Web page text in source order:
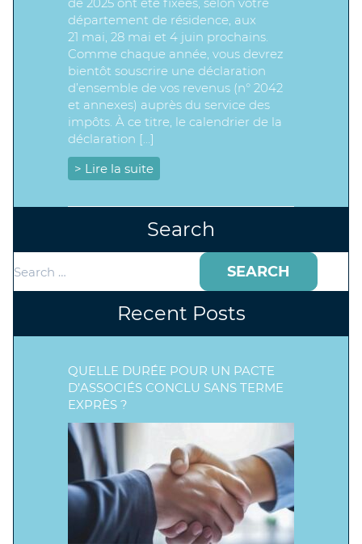
département de résidence, aux
21 mai, 28 mai et 4 juin prochains.
Comme chaque année, vous devrez
bientôt souscrire une déclaration
d’ensemble de vos revenus (n° 2042
et annexes) auprès du service des
impôts. À ce titre, le calendrier de la
déclaration […]
> Lire la suite
Search
for:
Recent Posts
QUELLE DURÉE POUR UN PACTE
D’ASSOCIÉS CONCLU SANS TERME
EXPRÈS ?